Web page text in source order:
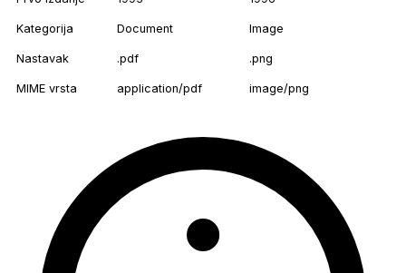
Kategorija Document Image
Nastavak .pdf .png
MIME vrsta application/pdf image/png